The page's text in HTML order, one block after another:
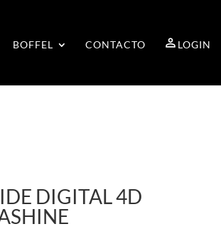
BOFFEL CONTACTO LOGIN
DIGITAL 4D